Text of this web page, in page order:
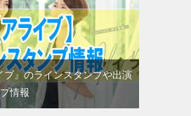
ブ』のラインスタンプや出演
情報